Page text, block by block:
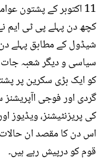
11 اکتوبر کے پشتون
کچھ دن پہلے پی ٹی ایم
سیاسی و دیگر شعبہ
کو ایک بڑی سکرین پر
گردی اور فوجی اآپریشنز
کی پریزنٹیشنز، ویڈیوز
اس دن کا مقصد ان
قوم کو درپیش رہے ہیں۔